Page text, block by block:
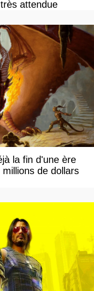
attendue
la fin d'une ère
de dollars